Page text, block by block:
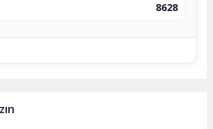
8628